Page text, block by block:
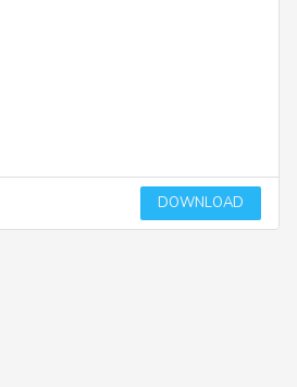
DOWNLOAD